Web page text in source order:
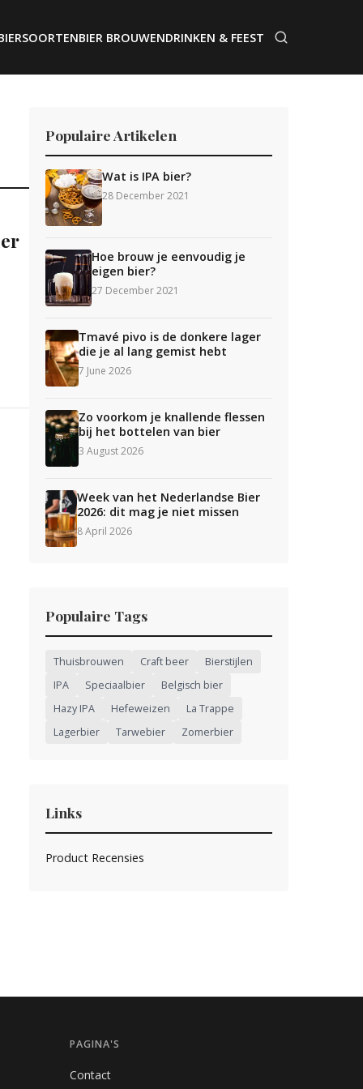
BIER BROUWENDRINKEN & FEEST
Populaire Artikelen
Wat is IPA bier?
28 December 2021
Hoe brouw je eenvoudig je
eigen bier?
27 December 2021
Tmavé pivo is de donkere lager
die je al lang gemist hebt
7 June 2026
Zo voorkom je knallende flessen
bij het bottelen van bier
3 August 2026
Week van het Nederlandse Bier
2026: dit mag je niet missen
8 April 2026
Populaire Tags
Thuisbrouwen Craft beer
Bierstijlen
IPA
Speciaalbier
Belgisch bier
Hazy IPA
Hefeweizen
La Trappe
Lagerbier
Tarwebier Zomerbier
Links
Product Recensies
PAGINA'S
Contact